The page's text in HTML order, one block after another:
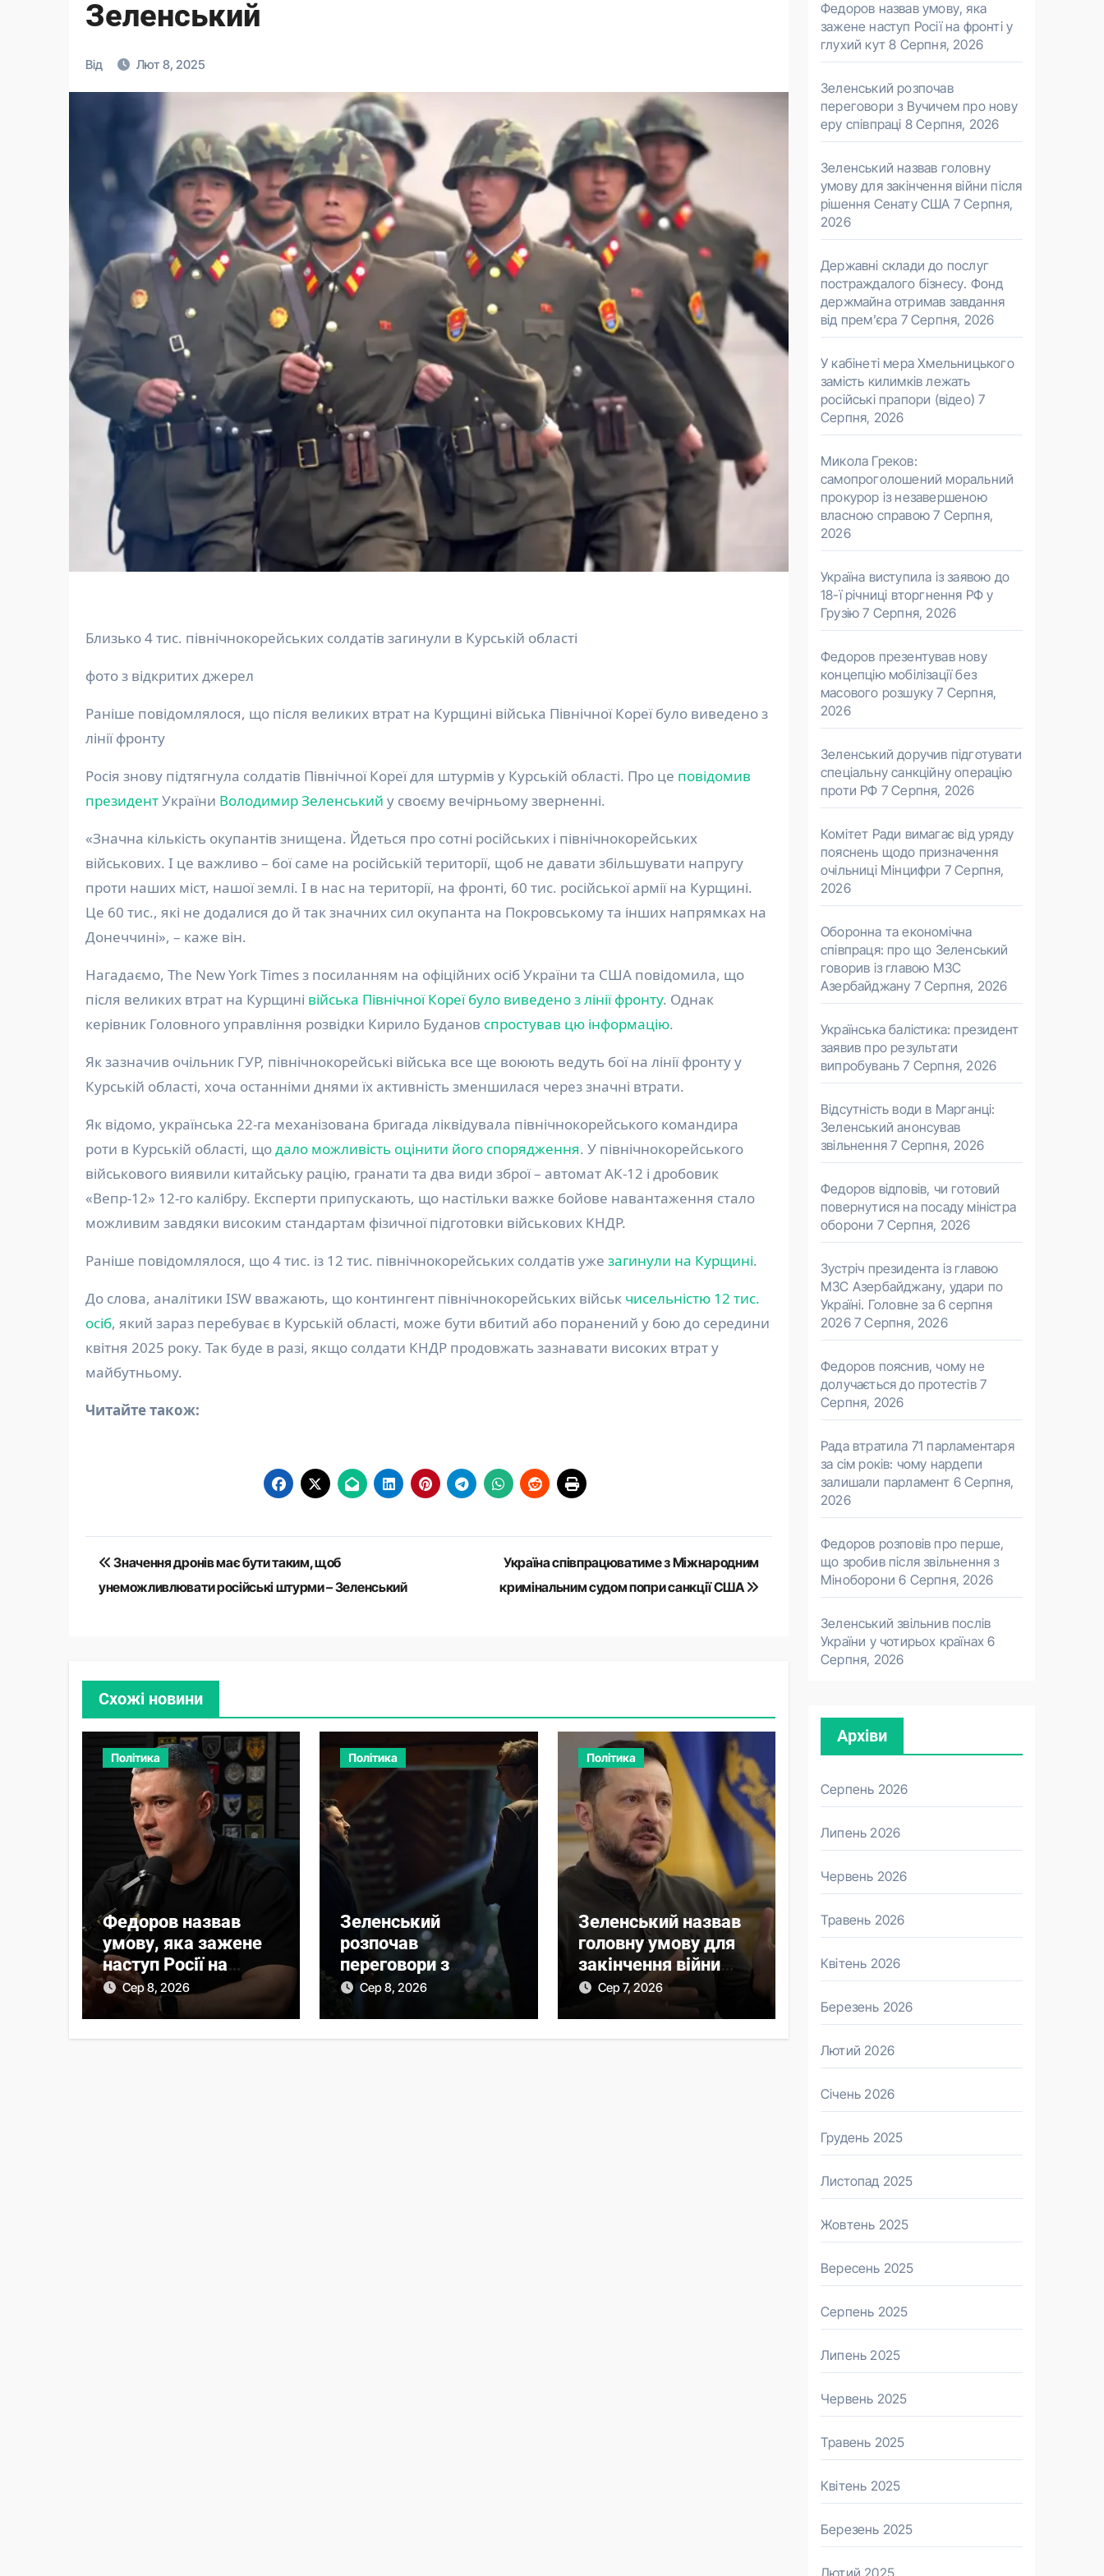
Зеленський
Від Лют 8, 2025
Близько 4 тис. північнокорейських солдатів загинули в Курській області
фото з відкритих джерел
Раніше повідомлялося, що після великих втрат на Курщині війська Північної Кореї було виведено з
лінії фронту
Росія знову підтягнула солдатів Північної Кореї для штурмів у Курській області. Про це повідомив
президентУкраїни Володимир Зеленський у своєму вечірньому зверненні.
«Значна кількість окупантів знищена. Йдеться про сотні російських і північнокорейських
військових. І це важливо – бої саме на російській території, щоб не давати збільшувати напругу
проти наших міст, нашої землі. І в нас на території, на фронті, 60 тис. російської армії на Курщині.
Це 60 тис., які не додалися до й так значних сил окупанта на Покровському та інших напрямках на
Донеччині», – каже він.
Нагадаємо, The New York Times з посиланням на офіційних осіб України та США повідомила, що
після великих втрат на Курщині війська Північної Кореї було виведено з лінії фронту. Однак
керівник Головного управління розвідки Кирило Буданов спростував цю інформацію.
Як зазначив очільник ГУР, північнокорейські війська все ще воюють ведуть бої на лінії фронту у
Курській області, хоча останніми днями їх активність зменшилася через значні втрати.
Як відомо, українська 22-га механізована бригада ліквідувала північнокорейського командира
роти в Курській області, щодало можливість оцінити його спорядження. У північнокорейського
військового виявили китайську рацію, гранати та два види зброї – автомат АК-12 і дробовик
«Вепр-12» 12-го калібру. Експерти припускають, що настільки важке бойове навантаження стало
можливим завдяки високим стандартам фізичної підготовки військових КНДР.
Раніше повідомлялося, що 4 тис. із 12 тис. північнокорейських солдатів уже загинули на Курщині.
До слова, аналітики ISW вважають, що контингент північнокорейських військ чисельністю 12 тис.
осіб, який зараз перебуває в Курській області, може бути вбитий або поранений у бою до середини
квітня 2025 року. Так буде в разі, якщо солдати КНДР продовжать зазнавати високих втрат у
майбутньому.
Читайте також:
Навігація
записів
Значення дронів має бути таким, щоб
унеможливлювати російські штурми – Зеленський
Україна співпрацюватиме з Міжнародним
кримінальним судом попри санкції США
Схожі новини
Політика
Федоров назвав
умову, яка зажене
наступ Росії на
фронті у глухий кут
Сер 8, 2026
Політика
Зеленський
розпочав
переговори з
Вучичем про нову
Сер 8, 2026
Політика
Зеленський назвав
головну умову для
закінчення війни
після рішення
Сер 7, 2026
Федоров назвав умову, яка
зажене наступ Росії на фронті у
глухий кут 8 Серпня, 2026
Зеленський розпочав
переговори з Вучичем про нову
еру співпраці 8 Серпня, 2026
Зеленський назвав головну
умову для закінчення війни після
рішення Сенату США 7 Серпня,
2026
Державні склади до послуг
постраждалого бізнесу. Фонд
держмайна отримав завдання
від прем’єра 7 Серпня, 2026
У кабінеті мера Хмельницького
замість килимків лежать
російські прапори (відео) 7
Серпня, 2026
Микола Греков:
самопроголошений моральний
прокурор із незавершеною
власною справою 7 Серпня,
2026
Україна виступила із заявою до
18-ї річниці вторгнення РФ у
Грузію 7 Серпня, 2026
Федоров презентував нову
концепцію мобілізації без
масового розшуку 7 Серпня,
2026
Зеленський доручив підготувати
спеціальну санкційну операцію
проти РФ 7 Серпня, 2026
Комітет Ради вимагає від уряду
пояснень щодо призначення
очільниці Мінцифри 7 Серпня,
2026
Оборонна та економічна
співпраця: про що Зеленський
говорив із главою МЗС
Азербайджану 7 Серпня, 2026
Українська балістика: президент
заявив про результати
випробувань 7 Серпня, 2026
Відсутність води в Марганці:
Зеленський анонсував
звільнення 7 Серпня, 2026
Федоров відповів, чи готовий
повернутися на посаду міністра
оборони 7 Серпня, 2026
Зустріч президента із главою
МЗС Азербайджану, удари по
Україні. Головне за 6 серпня
2026 7 Серпня, 2026
Федоров пояснив, чому не
долучається до протестів 7
Серпня, 2026
Рада втратила 71 парламентаря
за сім років: чому нардепи
залишали парламент 6 Серпня,
2026
Федоров розповів про перше,
що зробив після звільнення з
Міноборони 6 Серпня, 2026
Зеленський звільнив послів
України у чотирьох країнах 6
Серпня, 2026
Архіви
Серпень 2026
Липень 2026
Червень 2026
Травень 2026
Квітень 2026
Березень 2026
Лютий 2026
Січень 2026
Грудень 2025
Листопад 2025
Жовтень 2025
Вересень 2025
Серпень 2025
Липень 2025
Червень 2025
Травень 2025
Квітень 2025
Березень 2025
Лютий 2025